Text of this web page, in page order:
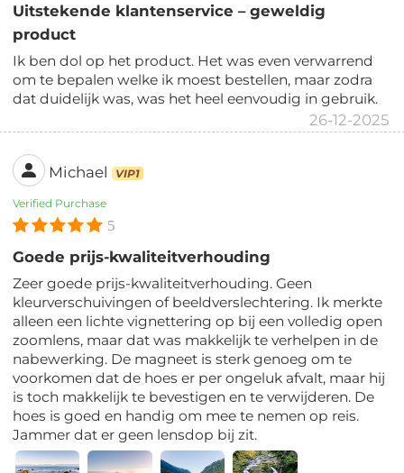
Uitstekende klantenservice – geweldig
product
Ik ben dol op het product. Het was even verwarrend
om te bepalen welke ik moest bestellen, maar zodra
dat duidelijk was, was het heel eenvoudig in gebruik.
26-12-2025
Michael VIP1
Verified Purchase
5
Goede prijs-kwaliteitverhouding
Zeer goede prijs-kwaliteitverhouding. Geen
kleurverschuivingen of beeldverslechtering. Ik merkte
alleen een lichte vignettering op bij een volledig open
zoomlens, maar dat was makkelijk te verhelpen in de
nabewerking. De magneet is sterk genoeg om te
voorkomen dat de hoes er per ongeluk afvalt, maar hij
is toch makkelijk te bevestigen en te verwijderen. De
hoes is goed en handig om mee te nemen op reis.
Jammer dat er geen lensdop bij zit.